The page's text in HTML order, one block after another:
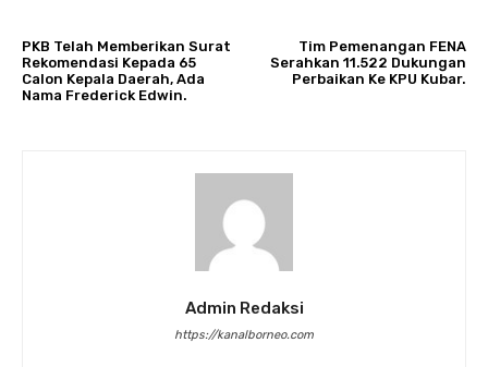
PKB Telah Memberikan Surat
Rekomendasi Kepada 65
Calon Kepala Daerah, Ada
Nama Frederick Edwin.
Tim Pemenangan FENA
Serahkan 11.522 Dukungan
Perbaikan Ke KPU Kubar.
Admin Redaksi
https://kanalborneo.com